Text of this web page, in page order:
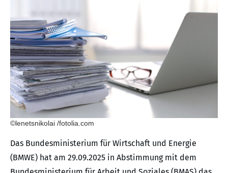
©lenetsnikolai /fotolia.com
Das Bundesministerium für Wirtschaft und Energie
(BMWE) hat am 29.09.2025 in Abstimmung mit dem